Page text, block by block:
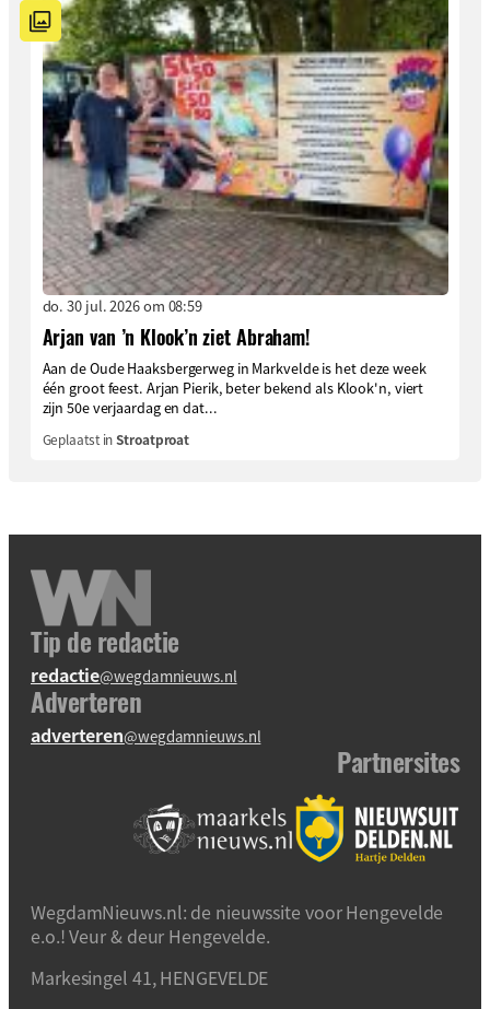
do. 30 jul. 2026 om 08:59
Arjan van ’n Klook’n ziet Abraham!
Aan de Oude Haaksbergerweg in Markvelde is het deze week
één groot feest. Arjan Pierik, beter bekend als Klook'n, viert
zijn 50e verjaardag en dat...
Geplaatst inStroatproat
Tip de redactie
redactie@wegdamnieuws.nl
Adverteren
adverteren@wegdamnieuws.nl
Partnersites
WegdamNieuws.nl: de nieuwssite voor Hengevelde
e.o.! Veur & deur Hengevelde.
Markesingel 41, HENGEVELDE